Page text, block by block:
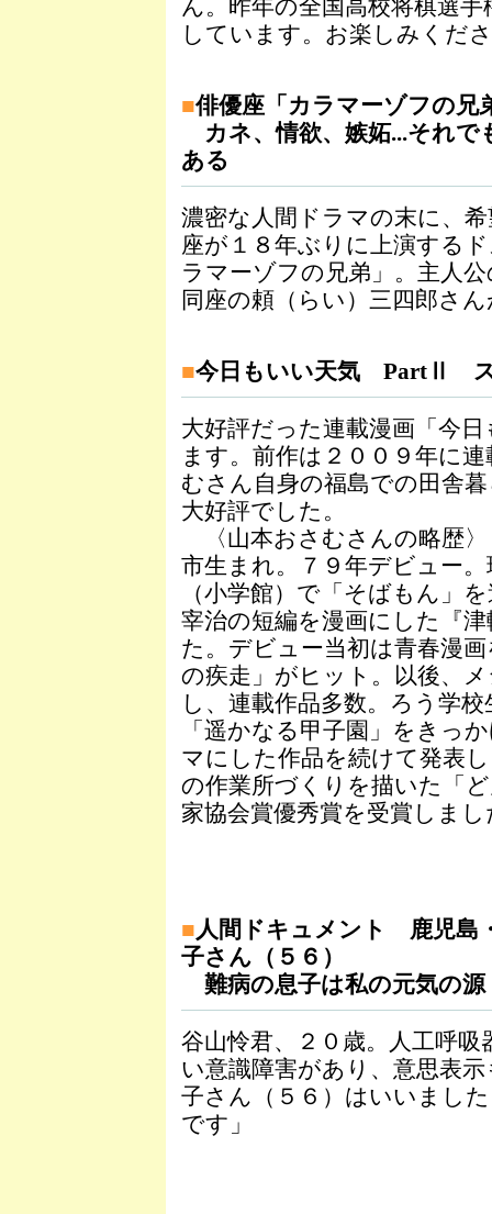
ん。昨年の全国高校将棋選
しています。お楽しみくだ
■俳優座「カラマーゾフの
カネ、情欲、嫉妬...それで
ある
濃密な人間ドラマの末に、
座が１８年ぶりに上演する
ラマーゾフの兄弟」。主人
同座の頼（らい）三四郎さ
■今日もいい天気 PartⅡ
大好評だった連載漫画「今
ます。前作は２００９年に
むさん自身の福島での田舎
大好評でした。
〈山本おさむさんの略歴〉
市生まれ。７９年デビュー
（小学館）で「そばもん」
宰治の短編を漫画にした『
た。デビュー当初は青春漫
の疾走」がヒット。以後、
し、連載作品多数。ろう学
「遥かなる甲子園」をきっ
マにした作品を続けて発表
の作業所づくりを描いた「
家協会賞優秀賞を受賞しまし
■人間ドキュメント 鹿児島
子さん（５６）
難病の息子は私の元気の源
谷山怜君、２０歳。人工呼
い意識障害があり、意思表
子さん（５６）はいいまし
です」